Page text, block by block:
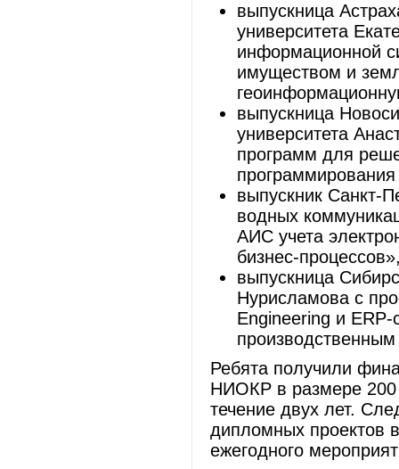
выпускница
университета
информационной
имуществом и
выпускница
университета
программ для
выпускник Санкт-
водных
АИС учета
бизнес-
выпускница
Нурисламова с
Engineering и
Ребята получили
НИОКР в размере 200
течение двух лет.
дипломных проектов
ежегодного